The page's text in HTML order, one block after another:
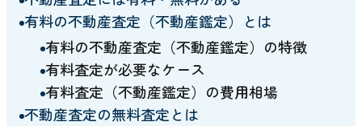
有料の不動産査定（不動産鑑定）とは
有料の不動産査定（不動産鑑定）の特徴
有料査定が必要なケース
有料査定（不動産鑑定）の費用相場
不動産査定の無料査定とは